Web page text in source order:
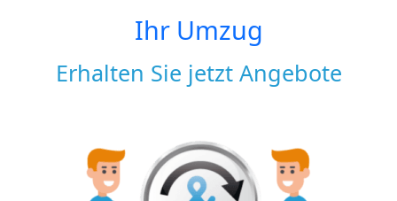
Ihr Umzug
Erhalten Sie jetzt Angebote